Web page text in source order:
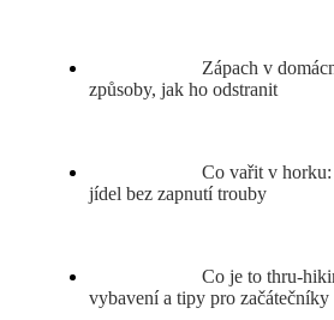
Zápach v
způsoby, jak ho odstranit
Co vařit v
jídel bez zapnutí trouby
Co je to thru-
vybavení a tipy pro začátečníky